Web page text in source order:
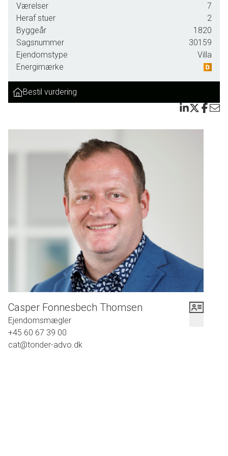
Værelser
7
Heraf stuer
2
Byggeår
1820
Sagsnummer
30159
Ejendomstype
Villa
Energimærke
Bestil vurdering
Casper Fonnesbech Thomsen
Ejendomsmægler
+45 60 67 39 00
cat@tonder-advo.dk